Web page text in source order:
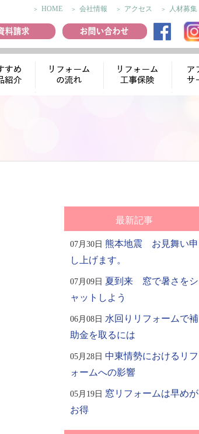
HOME 会社情報 アクセス 人材募集
最新記事
07月30日 熊本地震 お見舞い申
し上げます。
07月09日 夏到来 窓で暑さをシ
ャットしよう
06月08日 水回りリフォームで補
助金を取るには
05月28日 中東情勢におけるリフ
ォームへの影響
05月19日 窓リフォームは早めが
お得